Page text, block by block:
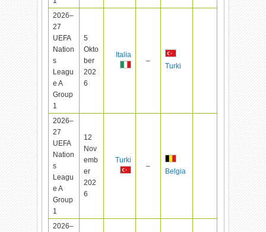
2026–
27
UEFA
Nation
s
Leagu
e A
Group
1
5
Okto
ber
202
6
Italia
–
Turki
2026–
27
UEFA
Nation
s
Leagu
e A
Group
1
12
Nov
emb
er
202
6
Turki
–
Belgia
2026–